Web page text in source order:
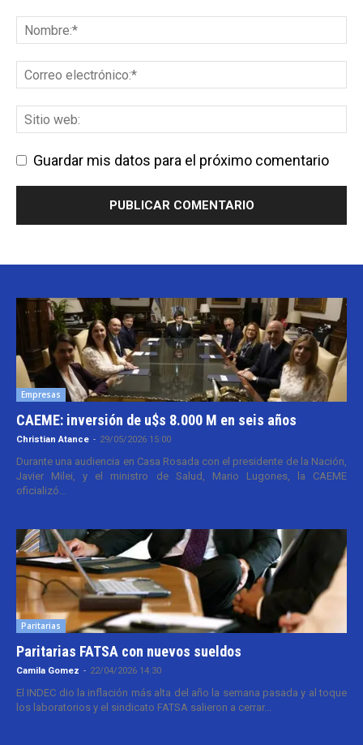
Guardar mis datos para el próximo comentario
Empresas
CAEME: inversión de u$s 8.000 M en seis años
Christian Atance - 29/05/2026 15:00
Durante una audiencia en Casa Rosada con el presidente de la Nación,
Javier Milei, y el ministro de Salud, Mario Lugones, la CAEME
oficializó...
Paritarias
Paritarias FATSA con nuevos sueldos
Camila Gomez - 22/04/2026 14:30
El INDEC dio la inflación más alta del año la semana pasada y al toque
los laboratorios y el sindicato FATSA salieron a cerrar...